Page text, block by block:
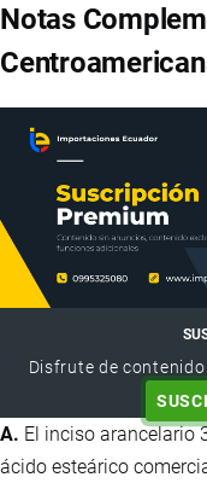
Notas
Disfrute de
A. El inciso arancelario
ácido esteárico